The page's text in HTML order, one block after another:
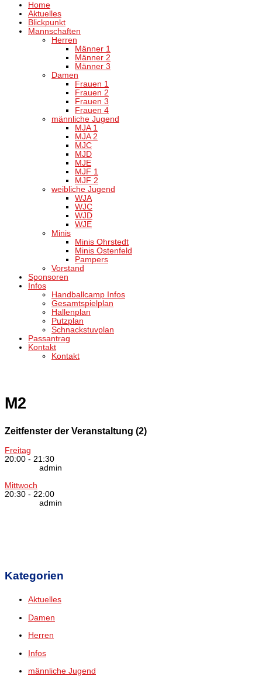
Home
Aktuelles
Blickpunkt
Mannschaften
Herren
Männer 1
Männer 2
Männer 3
Damen
Frauen 1
Frauen 2
Frauen 3
Frauen 4
männliche Jugend
MJA 1
MJA 2
MJC
MJD
MJE
MJF 1
MJF 2
weibliche Jugend
WJA
WJC
WJD
WJE
Minis
Minis Ohrstedt
Minis Ostenfeld
Pampers
Vorstand
Sponsoren
Infos
Handballcamp Infos
Gesamtspielplan
Hallenplan
Putzplan
Schnackstuvplan
Passantrag
Kontakt
Kontakt
Kategorien
Aktuelles
Damen
Herren
Infos
männliche Jugend
M2
Zeitfenster der Veranstaltung (2)
Freitag
20:00 - 21:30
admin
Mittwoch
20:30 - 22:00
admin